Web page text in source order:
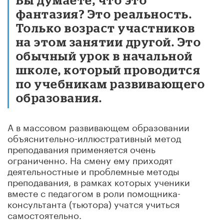
фантазия? Это реальность.
Только возраст участников
на этом занятии другой. Это
обычный урок в начальной
школе, который проводится
по учебникам развивающего
образования.
А в массовом развивающем образовании
объяснительно-иллюстративный метод
преподавания применяется очень
ограниченно. На смену ему приходят
деятельностные и проблемные методы
преподавания, в рамках которых ученики
вместе с педагогом в роли помощника-
консультанта (тьютора) учатся учиться
самостоятельно.